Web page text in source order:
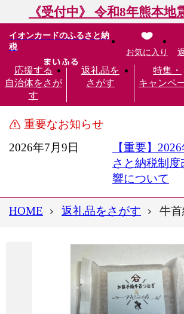
《受付中》 令和8年熊本地
イオンカードのふるさと納
税
応援する
自治体をさが
す
返礼品を
さがす
特集・
キャンペ
お気に入り
重要なお知らせ
2026年7月9日
【重要】
さと納税制
響について
HOME 返礼品をさがす 牛